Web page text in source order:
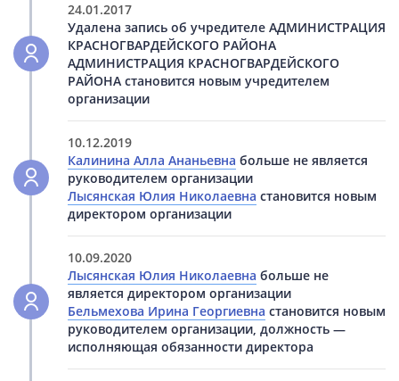
24.01.2017
Удалена запись об учредителе АДМИНИСТРАЦИЯ
КРАСНОГВАРДЕЙСКОГО РАЙОНА
АДМИНИСТРАЦИЯ КРАСНОГВАРДЕЙСКОГО
РАЙОНА становится новым учредителем
организации
10.12.2019
Калинина Алла Ананьевна больше не является
руководителем организации
Лысянская Юлия Николаевна становится новым
директором организации
10.09.2020
Лысянская Юлия Николаевна больше не
является директором организации
Бельмехова Ирина Георгиевна становится новым
руководителем организации, должность —
исполняющая обязанности директора